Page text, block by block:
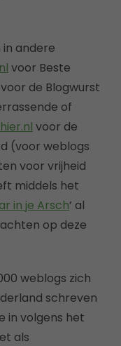
andere
voor Beste
voor de Blogwurst
of
voor de
(voor weblogs
voor vrijheid
middels het
in je Arsch’ al
op deze
weblogs zich
schreven
in volgens het
als